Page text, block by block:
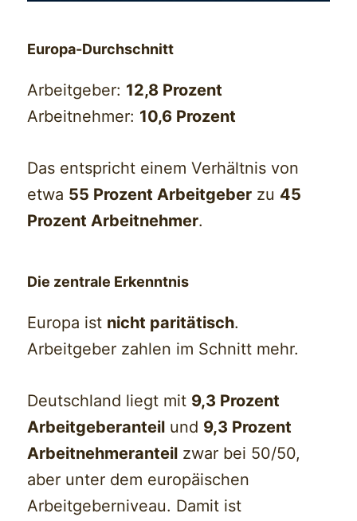
Europa-Durchschnitt
Arbeitgeber: 12,8 Prozent
Arbeitnehmer: 10,6 Prozent
Das entspricht einem Verhältnis von
etwa 55 Prozent Arbeitgeber zu 45
Prozent Arbeitnehmer.
Die zentrale Erkenntnis
Europa ist nicht paritätisch.
Arbeitgeber zahlen im Schnitt mehr.
Deutschland liegt mit 9,3 Prozent
Arbeitgeberanteil und 9,3 Prozent
Arbeitnehmeranteil zwar bei 50/50,
aber unter dem europäischen
Arbeitgeberniveau. Damit ist